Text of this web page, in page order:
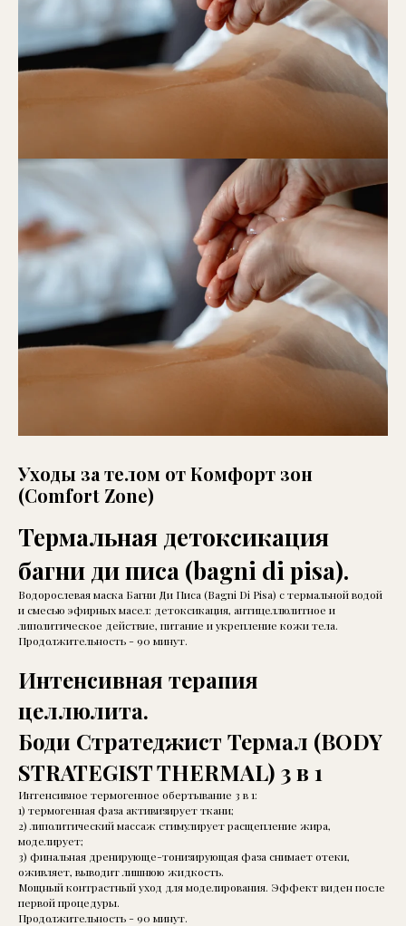
Уходы за телом от Комфорт зон
(Comfort Zone)
Термальная детоксикация
багни ди писа (bagni di pisa).
Водорослевая маска Багни Ди Писа (Bagni Di Pisa) с термальной водой
и смесью эфирных масел: детоксикация, антицеллюлитное и
липолитическое действие, питание и укрепление кожи тела.
Продолжительность - 90 минут.
Интенсивная терапия
целлюлита.
Боди Стратеджист Термал (BODY
STRATEGIST THERMAL) 3 в 1
Интенсивное термогенное обертывание 3 в 1:
1) термогенная фаза активизирует ткани;
2) липолитический массаж стимулирует расщепление жира,
моделирует;
3) финальная дренирующе-тонизирующая фаза снимает отеки,
оживляет, выводит лишнюю жидкость.
Мощный контрастный уход для моделирования. Эффект виден после
первой процедуры.
Продолжительность - 90 минут.